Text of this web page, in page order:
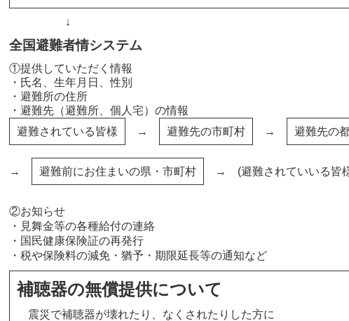
↓
全国避難者情システム
①提供していただく情報
・氏名、生年月日、性別
・避難所の住所
・避難先（避難所、個人宅）の情報
避難されている皆様
→ 避難先の市町村 → 避難先の
→ 避難前にお住まいの県・市町村 → (避難されていいる皆様
②お知らせ
・見舞金等の各種給付の連絡
・国民健康保険証の再発行
・税や保険料の減免・猶予・期限延長等の通知など
補聴器の無償提供について
震災で補聴器が壊れたり、なくされたりした方に